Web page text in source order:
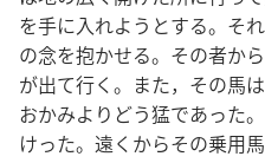
を手に入れようとする。そ
の念を抱かせる。その者か
が出て行く。また，その馬
おかみよりどう猛であった
けった。遠くからその乗用